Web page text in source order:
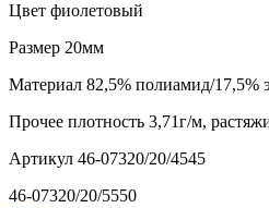
Цвет фиолетовый
Размер 20мм
Материал 82,5% полиамид/17,5%
Прочее плотность 3,71г/м,
Артикул 46-07320/20/4545
46-07320/20/5550